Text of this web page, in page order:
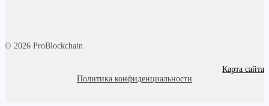
© 2026 ProBlockchain
Карта сайта
Политика конфиденциальности